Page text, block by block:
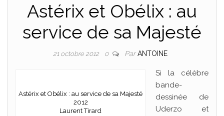
Astérix et Obélix : au
service de sa Majesté
21 octobre 2012 0 ParANTOINE
Astérix et Obélix : au service de sa Majesté
2012
Laurent Tirard
Si la célèbre
bande-
dessinée de
Uderzo et